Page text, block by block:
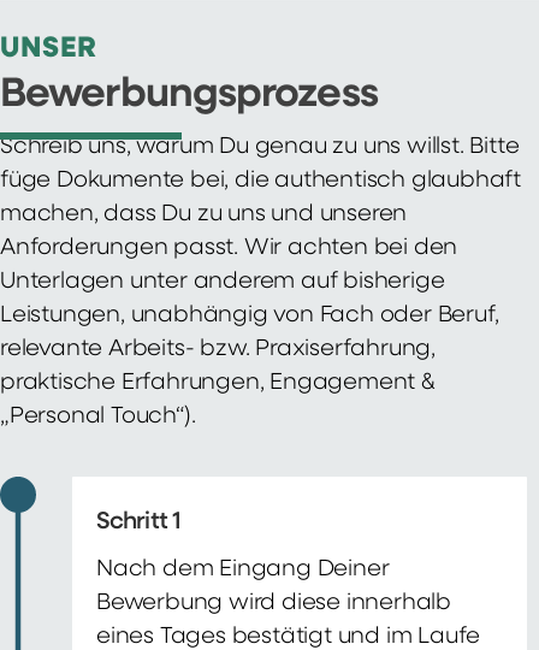
UNSER
Bewerbungsprozess
Schreib uns, warum Du genau zu uns willst. Bitte
füge Dokumente bei, die authentisch glaubhaft
machen, dass Du zu uns und unseren
Anforderungen passt. Wir achten bei den
Unterlagen unter anderem auf bisherige
Leistungen, unabhängig von Fach oder Beruf,
relevante Arbeits- bzw. Praxiserfahrung,
praktische Erfahrungen, Engagement &
„Personal Touch“).
Schritt 1
Nach dem Eingang Deiner
Bewerbung wird diese innerhalb
eines Tages bestätigt und im Laufe